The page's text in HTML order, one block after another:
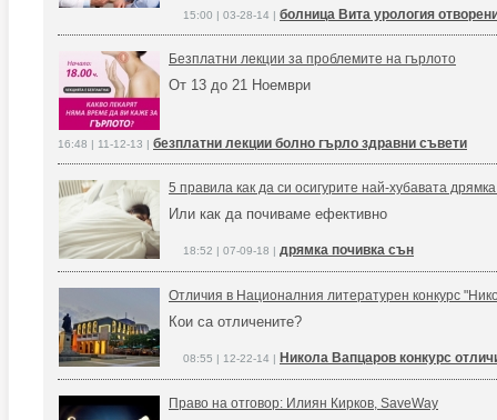
15:00 | 03-28-14 | болница Вита урология
Безплатни лекции за проблемите на гърлото
От 13 до 21 Ноември
16:48 | 11-12-13 | безплатни лекции болно гърло здравни съвети
5 правила как да си осигурите най-хубавата
Или как да почиваме ефективно
18:52 | 07-09-18 | дрямка почивка сън
Отличия в Националния литературен конкурс
Кои са отличените?
08:55 | 12-22-14 | Никола Вапцаров конкурс
Право на отговор: Илиян Кирков, SaveWay